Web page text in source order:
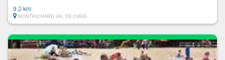
9.2 km
MONTRICHARD VAL DE CHER